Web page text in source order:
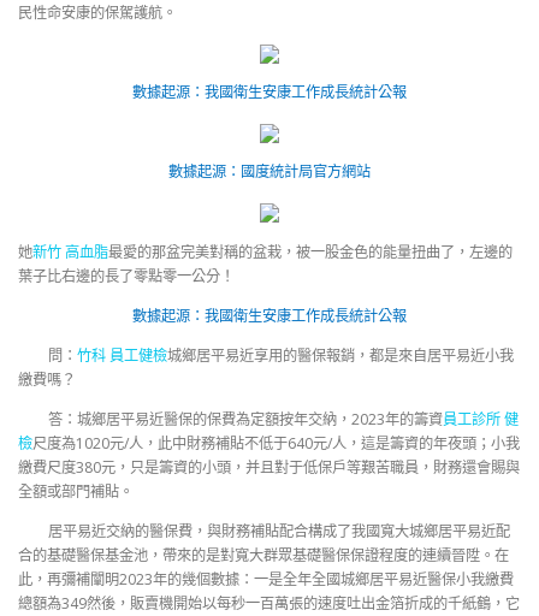
民性命安康的保駕護航。
數據起源：我國衛生安康工作成長統計公報
數據起源：國度統計局官方網站
她新竹 高血脂最愛的那盆完美對稱的盆栽，被一股金色的能量扭曲了，左邊的
葉子比右邊的長了零點零一公分！
數據起源：我國衛生安康工作成長統計公報
問： 竹科 員工健檢城鄉居平易近享用的醫保報銷，都是來自居平易近小我
繳費嗎？
答：城鄉居平易近醫保的保費為定額按年交納，2023年的籌資員工診所 健
檢尺度為1020元/人，此中財務補貼不低于640元/人，這是籌資的年夜頭；小我
繳費尺度380元，只是籌資的小頭，并且對于低保戶等艱苦職員，財務還會賜與
全額或部門補貼。
居平易近交納的醫保費，與財務補貼配合構成了我國寬大城鄉居平易近配
合的基礎醫保基金池，帶來的是對寬大群眾基礎醫保保證程度的連續晉陞。在
此，再彌補闡明2023年的幾個數據：一是全年全國城鄉居平易近醫保小我繳費
總額為349然後，販賣機開始以每秒一百萬張的速度吐出金箔折成的千紙鶴，它